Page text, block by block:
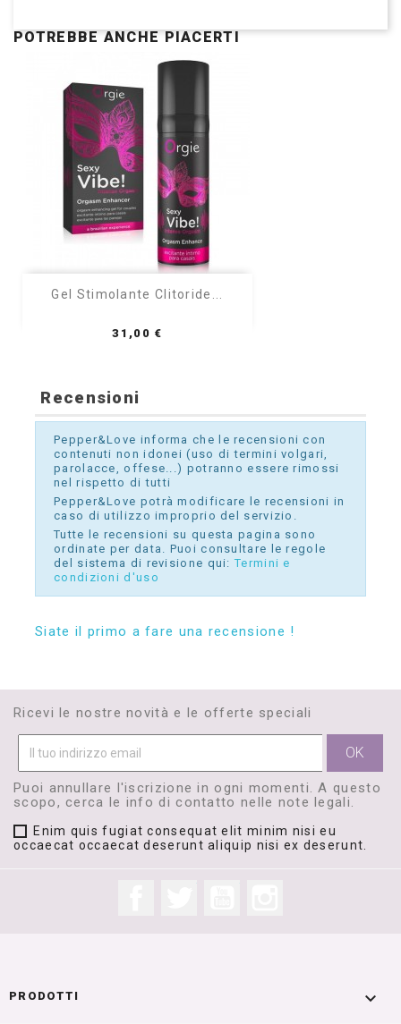
POTREBBE ANCHE PIACERTI
Gel Stimolante Clitoride...
Prezzo
31,00 €
Recensioni
Pepper&Love informa che le recensioni con
contenuti non idonei (uso di termini volgari,
parolacce, offese...) potranno essere rimossi
nel rispetto di tutti
Pepper&Love potrà modificare le recensioni in
caso di utilizzo improprio del servizio.
Tutte le recensioni su questa pagina sono
ordinate per data. Puoi consultare le regole
del sistema di revisione qui:Termini e
condizioni d'uso
Siate il primo a fare una recensione !
Ricevi le nostre novità e le offerte speciali
Puoi annullare l'iscrizione in ogni momenti. A questo
scopo, cerca le info di contatto nelle note legali.
Enim quis fugiat consequat elit minim nisi eu
occaecat occaecat deserunt aliquip nisi ex deserunt.
FacebookTwitter
PRODOTTI 